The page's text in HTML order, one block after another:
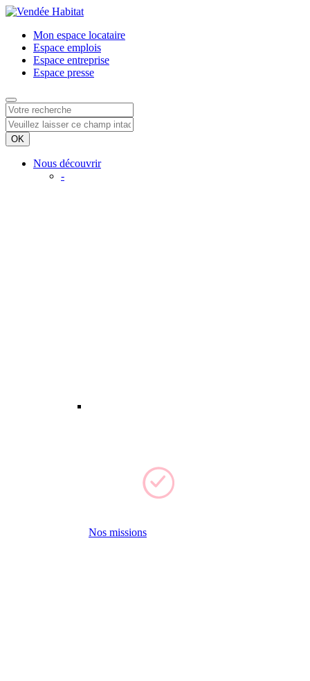
Mon espace locataire
Espace emplois
Espace entreprise
Espace presse
Nous découvrir
-
Nos missions